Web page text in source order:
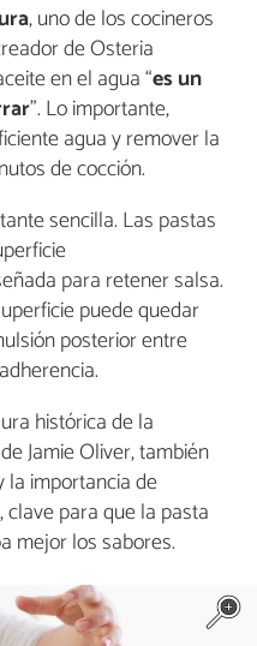
, uno de los cocineros
de Osteria
en el agua “es un
”. Lo importante,
agua y remover la
de cocción.
sencilla. Las pastas
para retener salsa.
puede quedar
posterior entre
histórica de la
Jamie Oliver, también
la importancia de
, clave para que la pasta
mejor los sabores.